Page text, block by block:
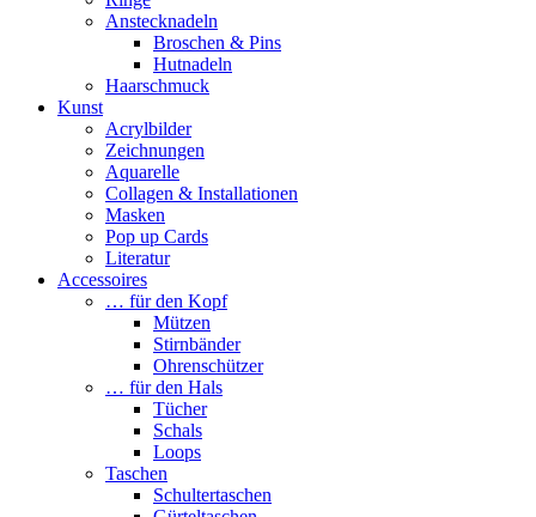
Anstecknadeln
Broschen & Pins
Hutnadeln
Haarschmuck
Kunst
Acrylbilder
Zeichnungen
Aquarelle
Collagen & Installationen
Masken
Pop up Cards
Literatur
Accessoires
… für den Kopf
Mützen
Stirnbänder
Ohrenschützer
… für den Hals
Tücher
Schals
Loops
Taschen
Schultertaschen